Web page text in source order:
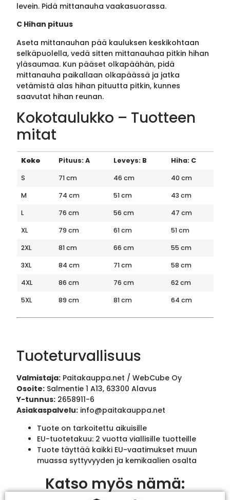
levein. Pidä mittanauha vaakasuorassa.
C Hihan pituus
Aseta mittanauhan pää kauluksen keskikohtaan
selkäpuolella, vedä sitten mittanauhaa pitkin hihan
yläsaumaa. Kun pääset olkapäähän, pidä
mittanauha paikallaan olkapäässä ja jatka
vetämistä alas hihan pituutta pitkin, kunnes
saavutat hihan reunan.
Kokotaulukko – Tuotteen
mitat
Koko Pituus: A Leveys: B
Hiha: C
S
71 cm 46 cm
40 cm
M
74 cm 51 cm
43 cm
L
76 cm 56 cm
47 cm
XL
79 cm 61 cm
51 cm
2XL
81 cm 66 cm
55 cm
3XL
84 cm 71 cm
58 cm
4XL
86 cm 76 cm
62 cm
5XL
89 cm 81 cm 64 cm
Tuoteturvallisuus
Valmistaja: Paitakauppa.net / WebCube Oy
Osoite: Salmentie 1 A13, 63300 Alavus
Y-tunnus: 2658911-6
Asiakaspalvelu: info@paitakauppa.net
Tuote on tarkoitettu aikuisille
EU-tuotetakuu: 2 vuotta viallisille tuotteille
Tuote täyttää kaikki EU-vaatimukset muun
muassa syttyvyyden ja kemikaalien osalta
Katso myös nämä: